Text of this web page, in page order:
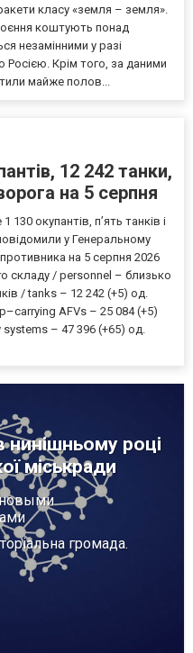
класу «земля – земля».
коштують понад
незамінними у разі
Росією. Крім того, за даними
майже полов...
12 242 танки,
на 5 серпня
окупантів, пʼять танків і
у Генеральному
на 5 серпня 2026
складу / personnel – близько
/ tanks – 12 242 (+5) од.
AFVs – 25 084 (+5)
systems – 47 396 (+65) од.
нинішньому році
міськради
новыми
громада.